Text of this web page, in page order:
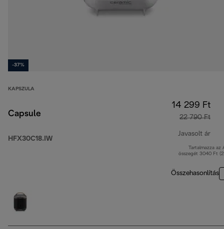
-37%
KAPSZULA
Capsule
HFX30C18.IW
14 299 Ft
22 790 Ft
Javasolt ár
Tartalmazza az
összegét 3040 Ft
Összehasonlítás